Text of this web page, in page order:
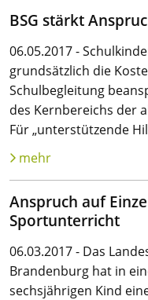
BSG stärkt
06.05.2017 -
grundsätzlich die
Schulbegleitung
des Kernbereichs der
Für „unterstützende
mehr
Anspruch auf
Sportunterricht
06.03.2017 - Das
Brandenburg hat in
sechsjährigen Kind